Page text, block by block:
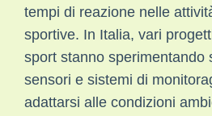
tempi di reazione nelle
sportive. In Italia, vari
sport stanno sperimentando
sensori e sistemi di
adattarsi alle condizioni